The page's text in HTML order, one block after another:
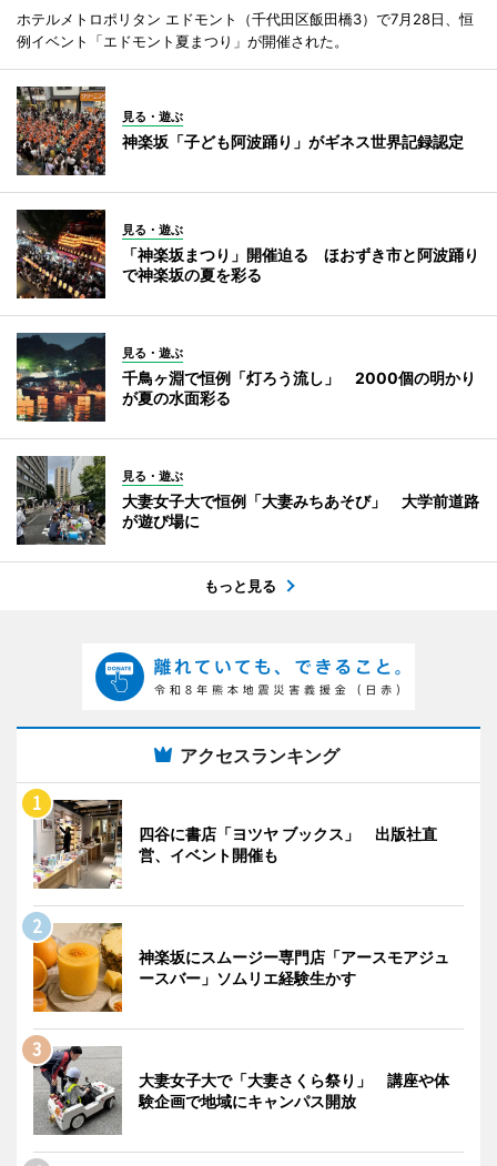
ホテルメトロポリタン エドモント（千代田区飯田橋3）で7月28日、恒
例イベント「エドモント夏まつり」が開催された。
見る・遊ぶ
神楽坂「子ども阿波踊り」がギネス世界記録認定
見る・遊ぶ
「神楽坂まつり」開催迫る ほおずき市と阿波踊り
で神楽坂の夏を彩る
見る・遊ぶ
千鳥ヶ淵で恒例「灯ろう流し」 2000個の明かり
が夏の水面彩る
見る・遊ぶ
大妻女子大で恒例「大妻みちあそび」 大学前道路
が遊び場に
もっと見る
アクセスランキング
四谷に書店「ヨツヤ ブックス」 出版社直
営、イベント開催も
神楽坂にスムージー専門店「アースモアジュ
ースバー」ソムリエ経験生かす
大妻女子大で「大妻さくら祭り」 講座や体
験企画で地域にキャンパス開放